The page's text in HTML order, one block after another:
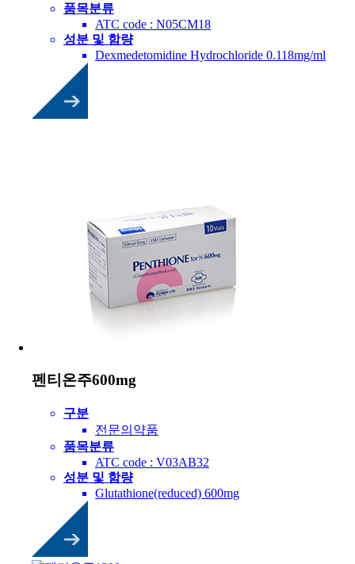
품목분류
ATC code : N05CM18
성분 및 함량
Dexmedetomidine Hydrochloride 0.118mg/ml
펜티온주600mg
구분
전문의약품
품목분류
ATC code : V03AB32
성분 및 함량
Glutathione(reduced) 600mg